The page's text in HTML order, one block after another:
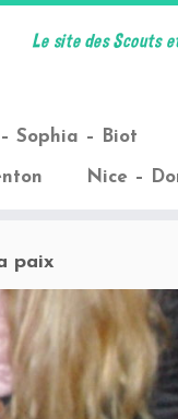
Le site des Scouts
Sophia – Biot
Nice –
paix